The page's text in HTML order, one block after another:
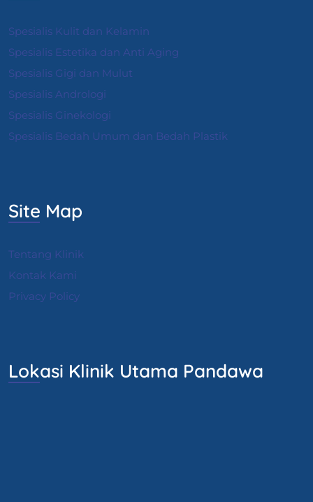
Spesialis Kulit dan Kelamin
Spesialis Estetika dan Anti Aging
Spesialis Gigi dan Mulut
Spesialis Andrologi
Spesialis Ginekologi
Spesialis Bedah Umum dan Bedah Plastik
Site Map
Tentang Klinik
Kontak Kami
Privacy Policy
Lokasi Klinik Utama Pandawa